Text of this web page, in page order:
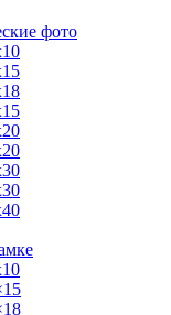
фото